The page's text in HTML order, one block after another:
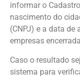
informar o
nascimento do
(CNPJ) e a data de
empresas
Caso o resultado
sistema para